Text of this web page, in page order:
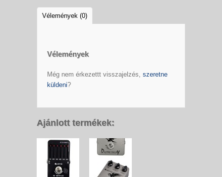
Vélemények (0)
Vélemények
Még nem érkezettt visszajelzés, szeretne
küldeni?
Ajánlott termékek: